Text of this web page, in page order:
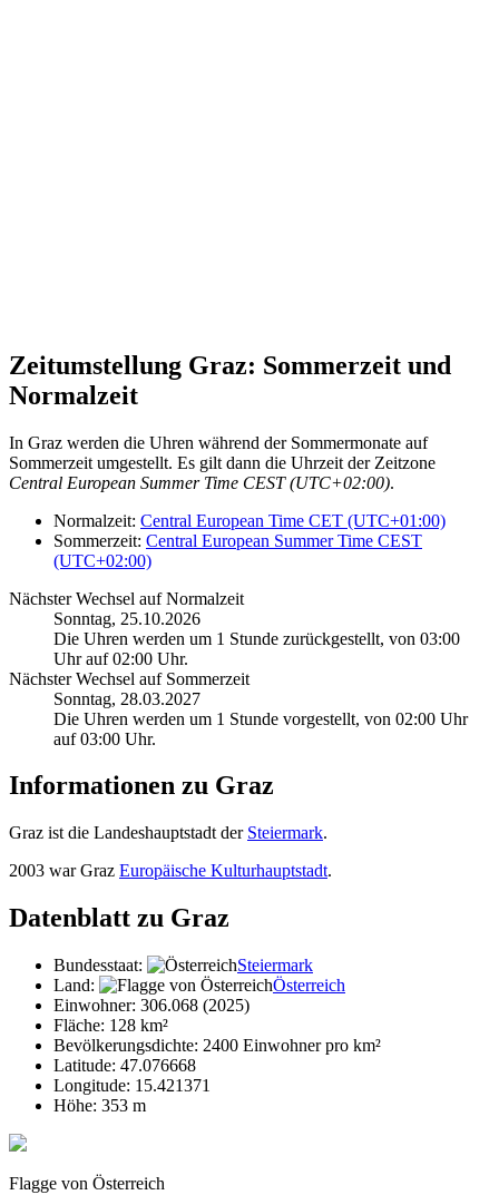
Zeitumstellung Graz: Sommerzeit und
Normalzeit
In Graz werden die Uhren während der Sommermonate auf
Sommerzeit umgestellt. Es gilt dann die Uhrzeit der Zeitzone
Central European Summer Time CEST (UTC+02:00).
Normalzeit: Central European Time CET (UTC+01:00)
Sommerzeit: Central European Summer Time CEST
(UTC+02:00)
Nächster Wechsel auf Normalzeit
Sonntag, 25.10.2026
Die Uhren werden um 1 Stunde zurückgestellt, von 03:00
Uhr auf 02:00 Uhr.
Nächster Wechsel auf Sommerzeit
Sonntag, 28.03.2027
Die Uhren werden um 1 Stunde vorgestellt, von 02:00 Uhr
auf 03:00 Uhr.
Informationen zu Graz
Graz ist die Landeshauptstadt der Steiermark.
2003 war Graz Europäische Kulturhauptstadt.
Datenblatt zu Graz
Bundesstaat:
Steier­mark
Land:
Österreich
Einwohner: 306.068 (2025)
Fläche: 128 km²
Bevölkerungsdichte: 2400 Einwohner pro km²
Latitude: 47.076668
Longitude: 15.421371
Höhe: 353 m
Flagge von Österreich